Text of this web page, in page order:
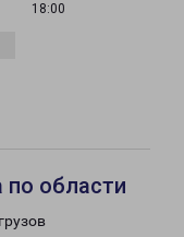
18:00
по области